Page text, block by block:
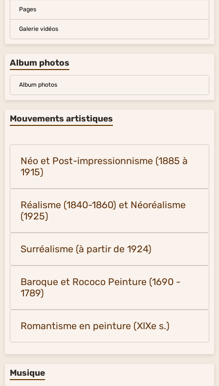
Pages
Galerie vidéos
Album photos
Album photos
Mouvements artistiques
Néo et Post-impressionnisme (1885 à
1915)
Réalisme (1840-1860) et Néoréalisme
(1925)
Surréalisme (à partir de 1924)
Baroque et Rococo Peinture (1690 -
1789)
Romantisme en peinture (XIXe s.)
Musique